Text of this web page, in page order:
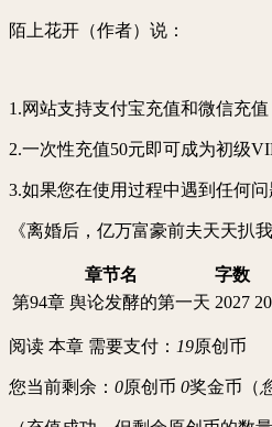
陌上花开（作者）说：
1.网站支持支付宝充值和微信充
2.一次性充值50元即可成为初级
3.如果您在使用过程中遇到任何
《离婚后，亿万富豪前夫天天扒我
章节名 字数
第94章 舆论发酵的第一天 2027
阅读 本章 需要支付： 19原创币
您当前剩余： 0原创币 0奖金币（